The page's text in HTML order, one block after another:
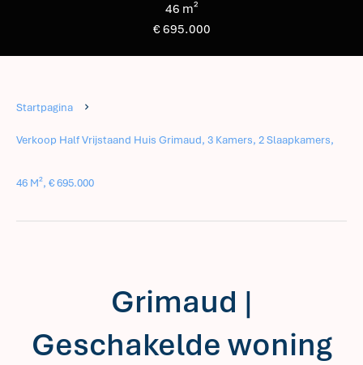
46 m²
€ 695.000
Startpagina
Verkoop Half Vrijstaand Huis Grimaud, 3 Kamers, 2 Slaapkamers,
46 M², € 695.000
Grimaud |
Geschakelde woning